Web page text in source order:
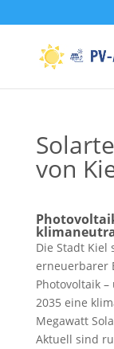
von
Die Stadt Kiel
erneuerbarer
Photovoltaik
2035 eine
Megawatt
Aktuell sind